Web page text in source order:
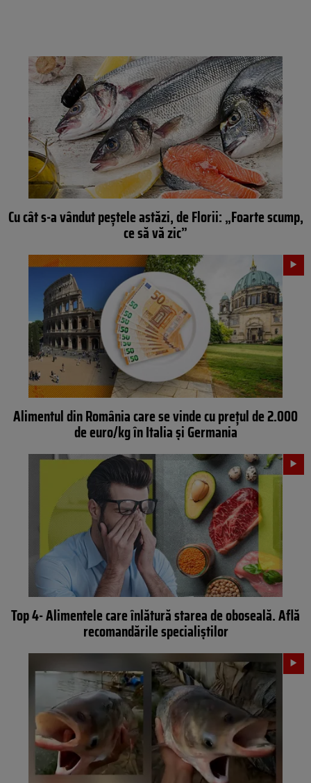
Cu cât s-a vândut peștele astăzi, de Florii: „Foarte scump,
ce să vă zic”
Alimentul din România care se vinde cu prețul de 2.000
de euro/kg în Italia și Germania
Top 4- Alimentele care înlătură starea de oboseală. Află
recomandările specialiștilor